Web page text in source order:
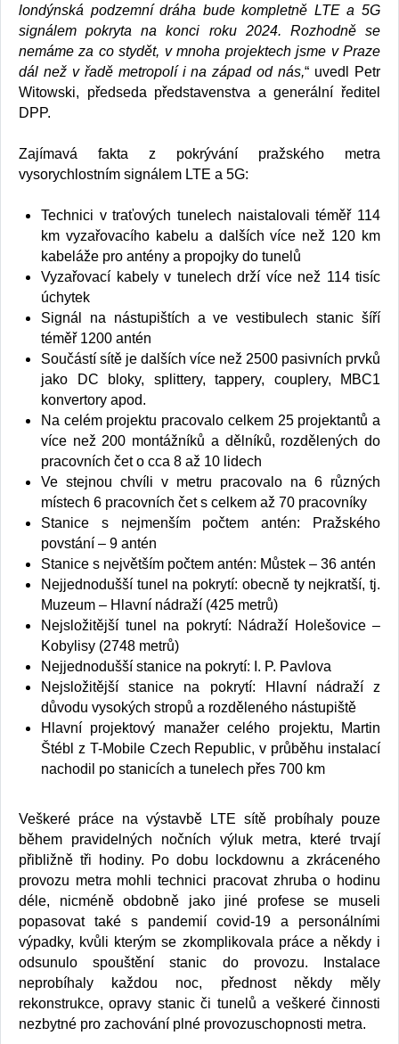
londýnská podzemní dráha bude kompletně LTE a 5G
signálem pokryta na konci roku 2024. Rozhodně se
nemáme za co stydět, v mnoha projektech jsme v Praze
dál než v řadě metropolí i na západ od nás,“ uvedl Petr
Witowski, předseda představenstva a generální ředitel
DPP.
Zajímavá fakta z pokrývání pražského metra
vysorychlostním signálem LTE a 5G:
Technici v traťových tunelech naistalovali téměř 114
km vyzařovacího kabelu a dalších více než 120 km
kabeláže pro antény a propojky do tunelů
Vyzařovací kabely v tunelech drží více než 114 tisíc
úchytek
Signál na nástupištích a ve vestibulech stanic šíří
téměř 1200 antén
Součástí sítě je dalších více než 2500 pasivních prvků
jako DC bloky, splittery, tappery, couplery, MBC1
konvertory apod.
Na celém projektu pracovalo celkem 25 projektantů a
více než 200 montážníků a dělníků, rozdělených do
pracovních čet o cca 8 až 10 lidech
Ve stejnou chvíli v metru pracovalo na 6 různých
místech 6 pracovních čet s celkem až 70 pracovníky
Stanice s nejmenším počtem antén: Pražského
povstání – 9 antén
Stanice s největším počtem antén: Můstek – 36 antén
Nejjednodušší tunel na pokrytí: obecně ty nejkratší, tj.
Muzeum – Hlavní nádraží (425 metrů)
Nejsložitější tunel na pokrytí: Nádraží Holešovice –
Kobylisy (2748 metrů)
Nejjednodušší stanice na pokrytí: I. P. Pavlova
Nejsložitější stanice na pokrytí: Hlavní nádraží z
důvodu vysokých stropů a rozděleného nástupiště
Hlavní projektový manažer celého projektu, Martin
Štébl z T-Mobile Czech Republic, v průběhu instalací
nachodil po stanicích a tunelech přes 700 km
Veškeré práce na výstavbě LTE sítě probíhaly pouze
během pravidelných nočních výluk metra, které trvají
přibližně tři hodiny. Po dobu lockdownu a zkráceného
provozu metra mohli technici pracovat zhruba o hodinu
déle, nicméně obdobně jako jiné profese se museli
popasovat také s pandemií covid-19 a personálními
výpadky, kvůli kterým se zkomplikovala práce a někdy i
odsunulo spouštění stanic do provozu. Instalace
neprobíhaly každou noc, přednost někdy měly
rekonstrukce, opravy stanic či tunelů a veškeré činnosti
nezbytné pro zachování plné provozuschopnosti metra.